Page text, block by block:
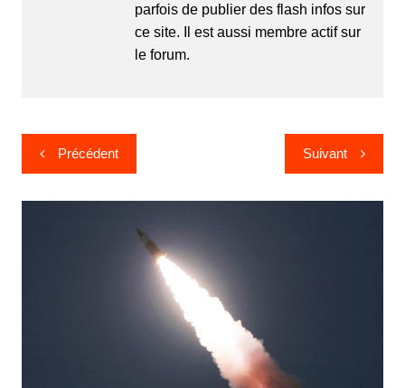
parfois de publier des flash infos sur
ce site. Il est aussi membre actif sur
le forum.
Navigation
de
l’article
Précédent Suivant